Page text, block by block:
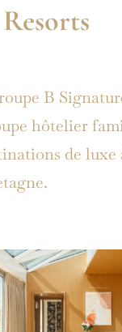
B
hôtelier
de luxe